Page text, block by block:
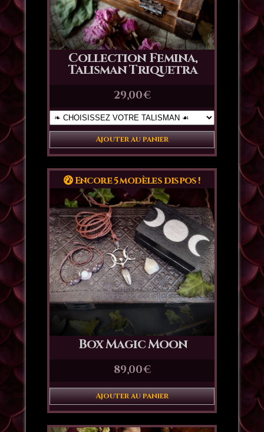
Collection Femina,
Talisman Triquetra
29,00€
Ajouter au panier
Box Magic Moon
89,00€
Ajouter au panier
Encore 5 modèles dispos !